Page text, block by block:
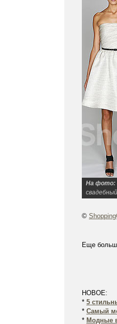
На фото:
©
Еще
НОВОЕ:
* 5
* Самый
* Модные